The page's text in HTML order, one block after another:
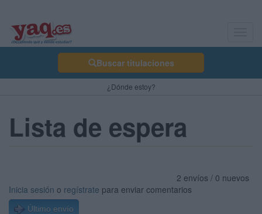
Buscar titulaciones
¿Dónde estoy?
Lista de espera
2 envíos / 0 nuevos
Inicia sesión o regístrate para enviar comentarios
Último envío